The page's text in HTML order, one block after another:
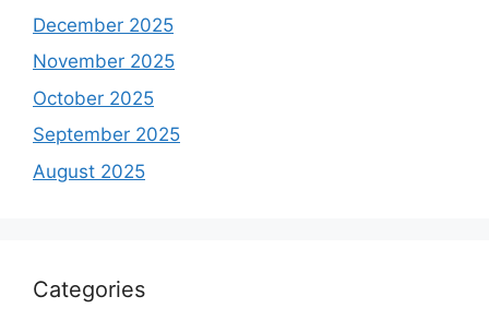
December 2025
November 2025
October 2025
September 2025
August 2025
Categories